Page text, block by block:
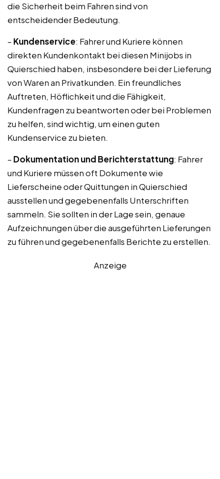
die Sicherheit beim Fahren sind von
entscheidender Bedeutung.
– Kundenservice: Fahrer und Kuriere können
direkten Kundenkontakt bei diesen Minijobs in
Quierschied haben, insbesondere bei der Lieferung
von Waren an Privatkunden. Ein freundliches
Auftreten, Höflichkeit und die Fähigkeit,
Kundenfragen zu beantworten oder bei Problemen
zu helfen, sind wichtig, um einen guten
Kundenservice zu bieten.
– Dokumentation und Berichterstattung: Fahrer
und Kuriere müssen oft Dokumente wie
Lieferscheine oder Quittungen in Quierschied
ausstellen und gegebenenfalls Unterschriften
sammeln. Sie sollten in der Lage sein, genaue
Aufzeichnungen über die ausgeführten Lieferungen
zu führen und gegebenenfalls Berichte zu erstellen.
Anzeige